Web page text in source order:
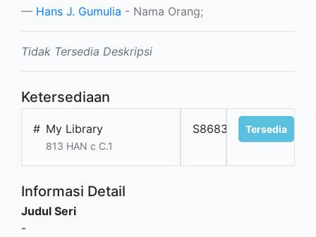
Hans J. Gumulia - Nama Orang;
Tidak Tersedia Deskripsi
Ketersediaan
# My Library
813 HAN c C.1
S8683 Tersedia
Informasi Detail
Judul Seri
-